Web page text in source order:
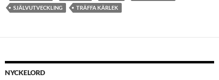
SJÄLVUTVECKLING
TRÄFFA KÄRLEK
NYCKELORD